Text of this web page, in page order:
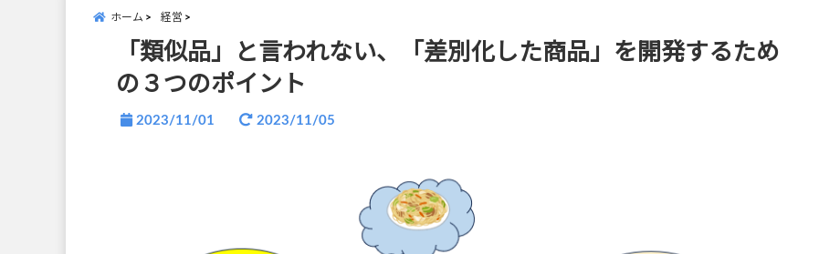
ホーム 経営
「類似品」と言われない、「差別化した商品」を開発するため
の３つのポイント
2023/11/01 2023/11/05